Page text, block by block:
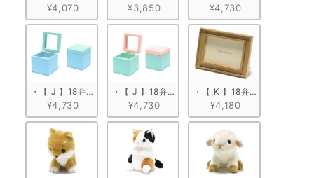
¥4,070 ¥3,850 ¥4,730
・【 J 】18弁 キューブボックス ブルー
¥4,730
・【 J 】18弁 キューブボックス ミントグリーン
¥4,730
・【 K 】18弁 木製フォトフ
¥4,180